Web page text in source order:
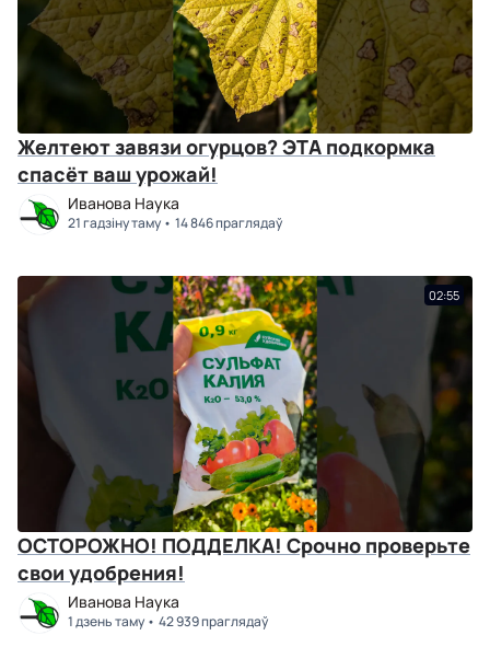
Желтеют завязи огурцов? ЭТА подкормка
спасёт ваш урожай!
Иванова Наука
21 гадзіну таму 14 846 праглядаў
02:55
ОСТОРОЖНО! ПОДДЕЛКА! Срочно проверьте
свои удобрения!
Иванова Наука
1 дзень таму 42 939 праглядаў